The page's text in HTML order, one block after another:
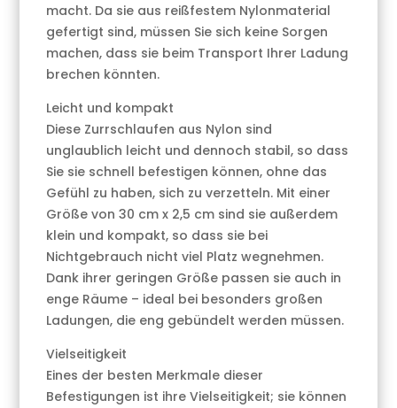
macht. Da sie aus reißfestem Nylonmaterial
gefertigt sind, müssen Sie sich keine Sorgen
machen, dass sie beim Transport Ihrer Ladung
brechen könnten.
Leicht und kompakt
Diese Zurrschlaufen aus Nylon sind
unglaublich leicht und dennoch stabil, so dass
Sie sie schnell befestigen können, ohne das
Gefühl zu haben, sich zu verzetteln. Mit einer
Größe von 30 cm x 2,5 cm sind sie außerdem
klein und kompakt, so dass sie bei
Nichtgebrauch nicht viel Platz wegnehmen.
Dank ihrer geringen Größe passen sie auch in
enge Räume – ideal bei besonders großen
Ladungen, die eng gebündelt werden müssen.
Vielseitigkeit
Eines der besten Merkmale dieser
Befestigungen ist ihre Vielseitigkeit; sie können